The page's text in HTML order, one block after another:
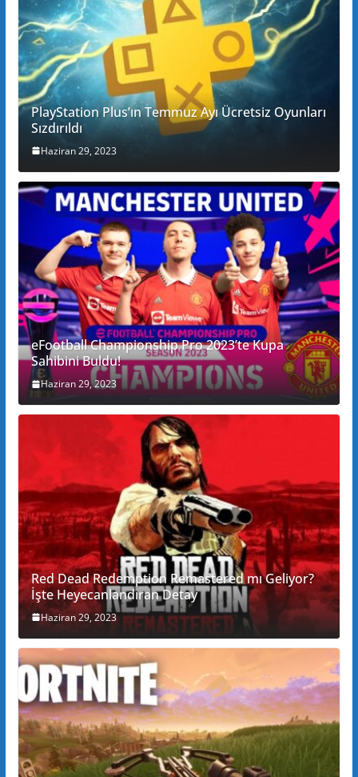
PlayStation Plus’ın Temmuz Ayı Ücretsiz Oyunları
Sızdırıldı
Haziran 29, 2023
eFootball Championship Pro 2023’te Kupa
Sahibini Buldu!
Haziran 29, 2023
Red Dead Redemption Remastered mı Geliyor?
İşte Heyecanlandıran Detay
Haziran 29, 2023